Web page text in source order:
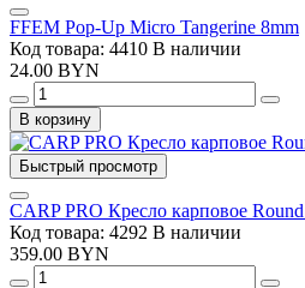
FFEM Pop-Up Micro Tangerine 8mm
Код товара: 4410 В наличии
24.00 BYN
В корзину
Быстрый просмотр
CARP PRO Кресло карповое
Код товара: 4292 В наличии
359.00 BYN